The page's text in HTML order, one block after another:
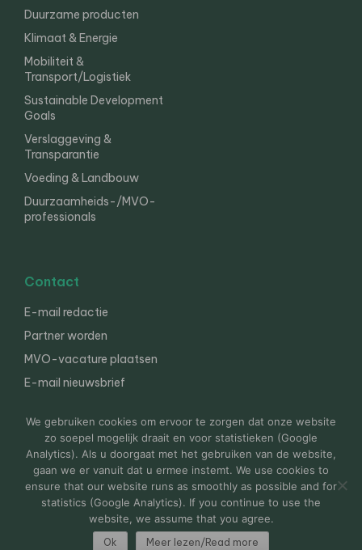
Duurzame producten
Klimaat & Energie
Mobiliteit &
Transport/Logistiek
Sustainable Development
Goals
Verslaggeving &
Transparantie
Voeding & Landbouw
Duurzaamheids-/MVO-
professionals
Contact
E-mail redactie
Partner worden
MVO-vacature plaatsen
E-mail nieuwsbrief
© 2000-2026 Van der Molen EIS Colofon
Disclaimer
Privacy
We gebruiken cookies om ervoor te zorgen dat onze website
zo soepel mogelijk draait en voor statistieken (Google
Analytics). Als u doorgaat met het gebruiken van de website,
gaan we er vanuit dat u ermee instemt. We use cookies to
ensure that our website runs as smoothly as possible and for
statistics (Google Analytics). If you continue to use the
website, we assume that you agree.
Ok Meer lezen/Read more